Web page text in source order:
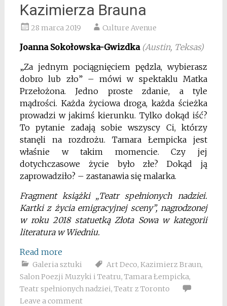
Kazimierza Brauna
28 marca 2019 Culture Avenue
Joanna Sokołowska-Gwizdka (Austin, Teksas)
„Za jednym pociągnięciem pędzla, wybierasz
dobro lub zło” – mówi w spektaklu Matka
Przełożona. Jedno proste zdanie, a tyle
mądrości. Każda życiowa droga, każda ścieżka
prowadzi w jakimś kierunku. Tylko dokąd iść?
To pytanie zadają sobie wszyscy Ci, którzy
stanęli na rozdrożu. Tamara Łempicka jest
właśnie w takim momencie. Czy jej
dotychczasowe życie było złe? Dokąd ją
zaprowadziło? – zastanawia się malarka.
Fragment książki „Teatr spełnionych nadziei.
Kartki z życia emigracyjnej sceny”, nagrodzonej
w roku 2018 statuetką Złota Sowa w kategorii
literatura w Wiedniu.
Read more
Galeria sztuki Art Deco, Kazimierz Braun,
Salon Poezji Muzyki i Teatru, Tamara Łempicka,
Teatr spełnionych nadziei, Teatr z Toronto
Leave a comment